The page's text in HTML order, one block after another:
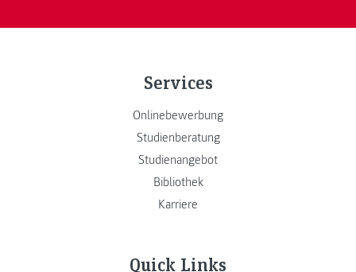
Services
Onlinebewerbung
Studienberatung
Studienangebot
Bibliothek
Karriere
Quick Links